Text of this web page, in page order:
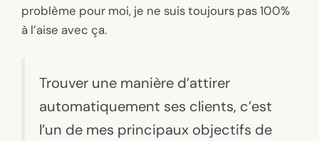
problème pour moi, je ne suis toujours pas 100%
à l’aise avec ça.
Trouver une manière d’attirer
automatiquement ses clients, c’est
l’un de mes principaux objectifs de